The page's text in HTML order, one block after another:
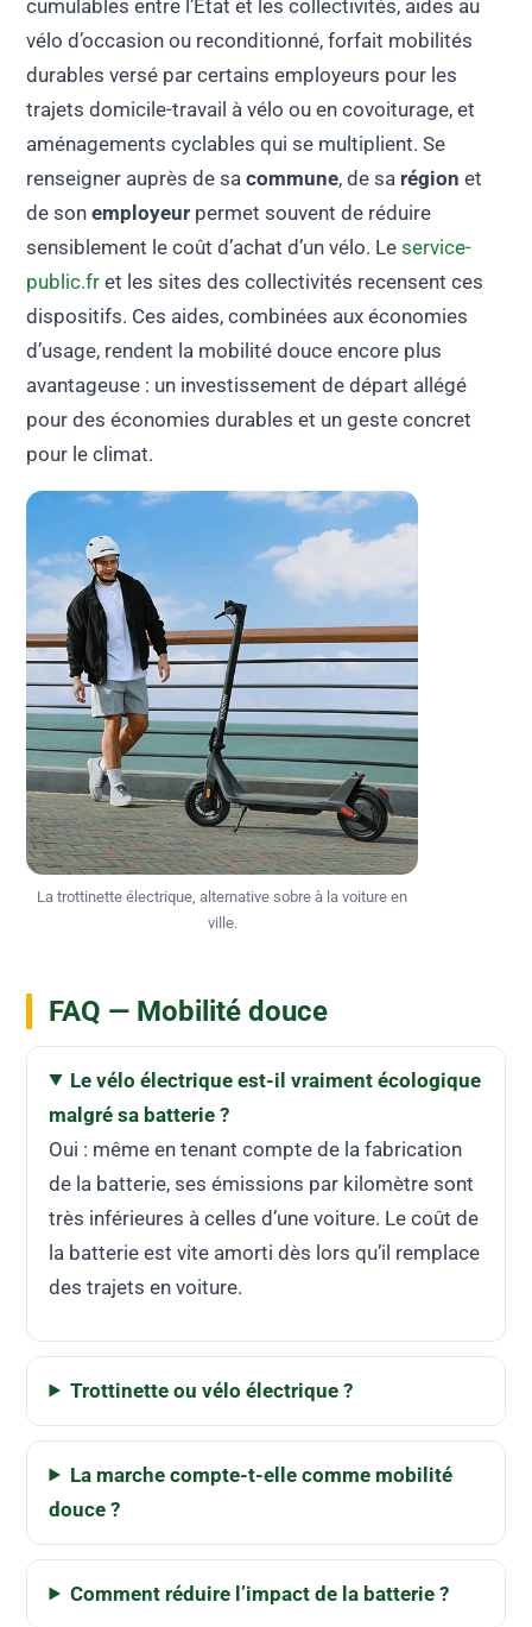
cumulables entre l’État et les collectivités, aides au
vélo d’occasion ou reconditionné, forfait mobilités
durables versé par certains employeurs pour les
trajets domicile-travail à vélo ou en covoiturage, et
aménagements cyclables qui se multiplient. Se
renseigner auprès de sacommune, de sa région et
de sonemployeur permet souvent de réduire
sensiblement le coût d’achat d’un vélo. Leservice-
public.fr et les sites des collectivités recensent ces
dispositifs. Ces aides, combinées aux économies
d’usage, rendent la mobilité douce encore plus
avantageuse : un investissement de départ allégé
pour des économies durables et un geste concret
pour le climat.
La trottinette électrique, alternative sobre à la voiture en
ville.
FAQ — Mobilité douce
Le vélo électrique est-il vraiment écologique
malgré sa batterie ?
Oui : même en tenant compte de la fabrication
de la batterie, ses émissions par kilomètre sont
très inférieures à celles d’une voiture. Le coût de
la batterie est vite amorti dès lors qu’il remplace
des trajets en voiture.
Trottinette ou vélo électrique ?
La marche compte-t-elle comme mobilité
douce ?
Comment réduire l’impact de la batterie ?